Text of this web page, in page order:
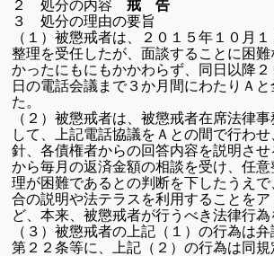
２ 処分の内容戒 告
３ 処分の理由の要旨
（１）被懲戒者は、２０１５年１０月
整理を受任したが、面談することに困
かったにもにもかかわらず、同日以降２
日の電話会議まで３か月間にわたりＡ
た。
（２）被懲戒者は、被懲戒者在席法律
して、上記電話協議をＡとの間で行わ
針、各債権者からの回答内容を説明させ
から毎月の返済金額の相談を受け、任
理が困難であるとの判断を下したうえ
合の説明や法テラスを利用することを
ど、本来、被懲戒者が行うべき法律行為
（３）被懲戒者の上記（１）の行為は
第２２条等に、上記（２）の行為は同